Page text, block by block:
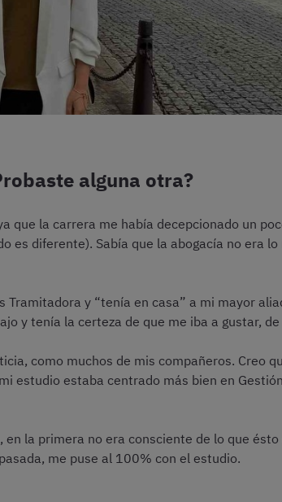
alguna otra?
que la carrera me había decepcionado un
es diferente). Sabía que la abogacía no era
y “tenía en casa” a mi mayor
y tenía la certeza de que me iba a gustar,
como muchos de mis compañeros. Creo
estudio estaba centrado más bien en
la primera no era consciente de lo que
me puse al 100% con el estudio.